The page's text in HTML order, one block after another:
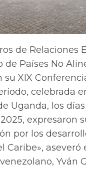
de Relaciones
de Países No
su XIX
celebrada
Uganda, los días
expresaron
por los
Caribe», aseveró
Yván